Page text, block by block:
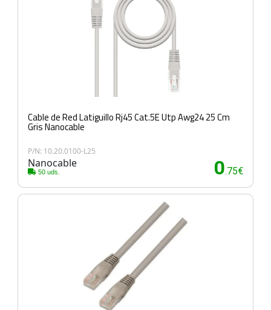
Cable de Red Latiguillo Rj45 Cat.5E Utp Awg24 25 Cm
Gris Nanocable
P/N: 10.20.0100-L25
Nanocable
50 uds. 0.75€